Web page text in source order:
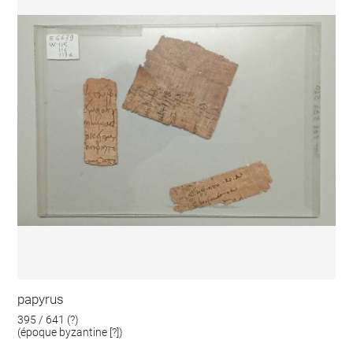
papyrus
395 / 641 (?)
(époque byzantine [?])